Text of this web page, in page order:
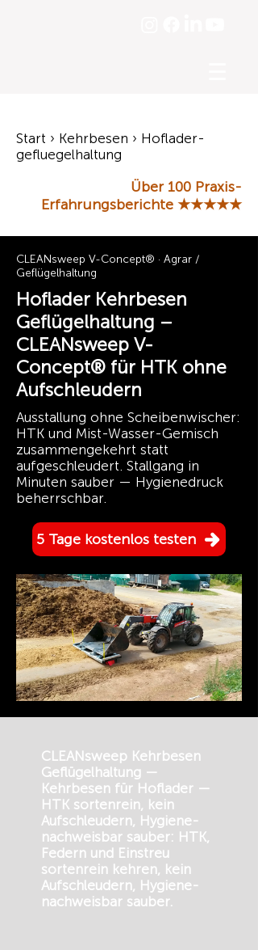
Start › Kehrbesen › Hoflader-
gefluegelhaltung
Über 100 Praxis-
Erfahrungsberichte ★★★★★
CLEANsweep V-Concept® · Agrar /
Geflügelhaltung
Hoflader Kehrbesen
Geflügelhaltung –
CLEANsweep V-
Concept® für HTK ohne
Aufschleudern
Ausstallung ohne Scheibenwischer:
HTK und Mist-Wasser-Gemisch
zusammengekehrt statt
aufgeschleudert. Stallgang in
Minuten sauber — Hygienedruck
beherrschbar.
5 Tage kostenlos testen
CLEANsweep Kehrbesen
Geflügelhaltung —
Kehrbesen für Hoflader —
HTK sortenrein, kein
Aufschleudern, Hygiene-
nachweisbar sauber: HTK,
Federn und Einstreu
sortenrein kehren, kein
Aufschleudern, Hygiene-
nachweisbar sauber.